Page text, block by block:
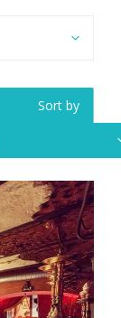
Sort by